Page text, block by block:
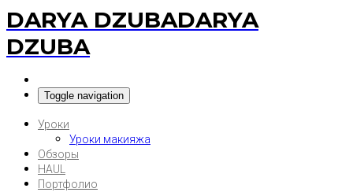
DARYA DZUBADARYA
DZUBA
Toggle navigation
Уроки
Уроки макияжа
Обзоры
HAUL
Портфолио